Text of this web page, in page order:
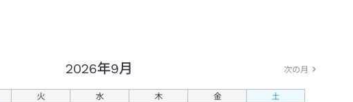
2026年9月
火 水 木 金
土
次の月